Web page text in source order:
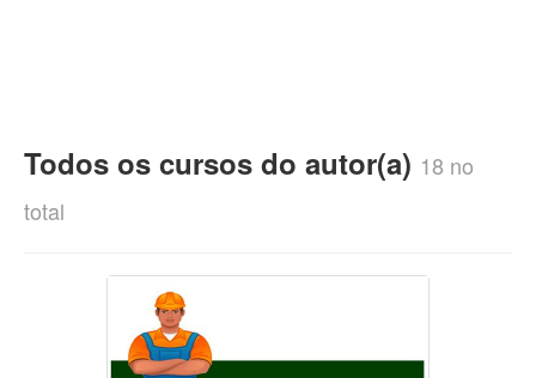
Todos os cursos do autor(a) 18 no
total